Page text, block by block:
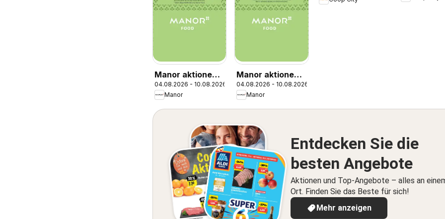
Manor aktionen
FR
04.08.2026 - 10.08.2026
Manor
Manor aktionen
IT
04.08.2026 - 10.08.2026
Manor
Entdecken Sie die
besten Angebote
Aktionen und Top-Angebote – alles an
Ort. Finden Sie das Beste für sich!
Mehr anzeigen